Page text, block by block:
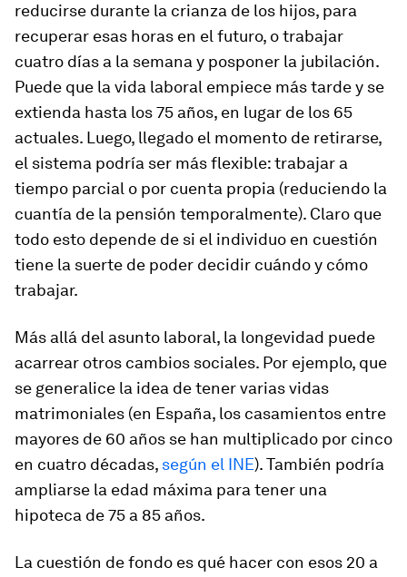
reducirse durante la crianza de los hijos, para
recuperar esas horas en el futuro, o trabajar
cuatro días a la semana y posponer la jubilación.
Puede que la vida laboral empiece más tarde y se
extienda hasta los 75 años, en lugar de los 65
actuales. Luego, llegado el momento de retirarse,
el sistema podría ser más flexible: trabajar a
tiempo parcial o por cuenta propia (reduciendo la
cuantía de la pensión temporalmente). Claro que
todo esto depende de si el individuo en cuestión
tiene la suerte de poder decidir cuándo y cómo
trabajar.
Más allá del asunto laboral, la longevidad puede
acarrear otros cambios sociales. Por ejemplo, que
se generalice la idea de tener varias vidas
matrimoniales (en España, los casamientos entre
mayores de 60 años se han multiplicado por cinco
en cuatro décadas, según el INE). También podría
ampliarse la edad máxima para tener una
hipoteca de 75 a 85 años.
La cuestión de fondo es qué hacer con esos 20 a